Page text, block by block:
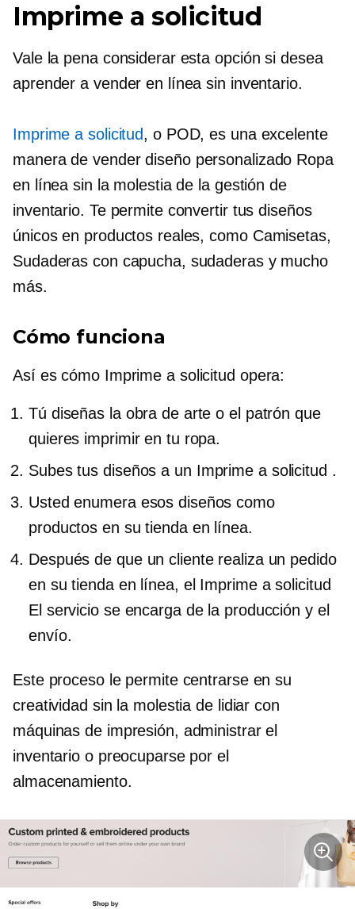
Imprime a solicitud
Vale la pena considerar esta opción si desea
aprender a vender en línea sin inventario.
Imprime a solicitud, o POD, es una excelente
manera de venderdiseño personalizado Ropa
en línea sin la molestia de la gestión de
inventario. Te permite convertir tus diseños
únicos en productos reales, como Camisetas,
Sudaderas con capucha, sudaderas y mucho
más.
Cómo funciona
Así es cómo Imprime a solicitud opera:
Tú diseñas la obra de arte o el patrón que
quieres imprimir en tu ropa.
Subes tus diseños a un Imprime a solicitud .
Usted enumera esos diseños como
productos en su tienda en línea.
Después de que un cliente realiza un pedido
en su tienda en línea, el Imprime a solicitud
El servicio se encarga de la producción y el
envío.
Este proceso le permite centrarse en su
creatividad sin la molestia de lidiar con
máquinas de impresión, administrar el
inventario o preocuparse por el
almacenamiento.